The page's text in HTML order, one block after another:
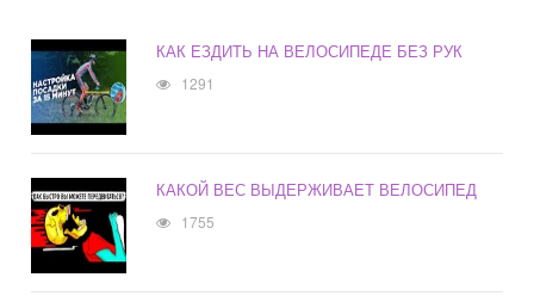
КАК ЕЗДИТЬ НА ВЕЛОСИПЕДЕ БЕЗ РУК
1291
КАКОЙ ВЕС ВЫДЕРЖИВАЕТ ВЕЛОСИПЕД
1755